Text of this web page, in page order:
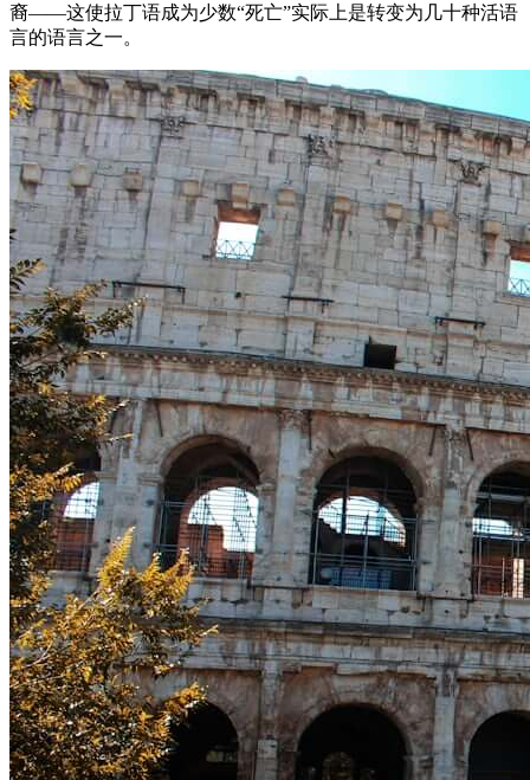
裔——这使拉丁语成为少数“死亡”实际上是转变为几十种活语
言的语言之一。